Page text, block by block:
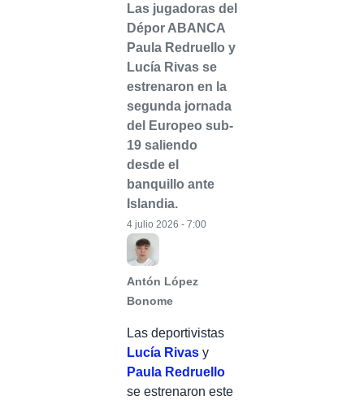
Las jugadoras del
Dépor ABANCA
Paula Redruello y
Lucía Rivas se
estrenaron en la
segunda jornada
del Europeo sub-
19 saliendo
desde el
banquillo ante
Islandia.
Antón López
Bonome
4 julio 2026 - 7:00
Las deportivistas
Lucía Rivas y
Paula Redruello
se estrenaron este